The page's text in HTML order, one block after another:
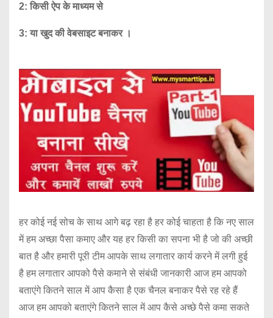
2: किसी ऐप के माध्यम से
3: या खुद की वेबसाइट बनाकर ।
हर कोई नई सोच के साथ आगे बढ़ रहा है हर कोई चाहता है कि नए साल
में हम अच्छा पैसा कमाए और यह हर किसी का सपना भी है जो की अच्छी
बात है और हमारी पूरी टीम आपके साथ लगातार कार्य करने में लगी हुई
है हम लगातार आपको पैसे कमाने से संबंधी जानकारी आज हम आपको
बताएंगे कितने साल में आप कैसा है एक चैनल बनाकर पैसे रह रहे हैं
आज हम आपको बताएंगे कितने साल में आप कैसे अच्छे पैसे कमा सकते